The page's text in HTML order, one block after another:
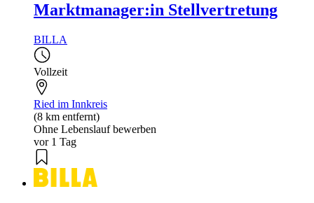
Marktmanager:in Stellvertretung
BILLA
Vollzeit
Ried im Innkreis
(8 km entfernt)
Ohne Lebenslauf bewerben
vor 1 Tag